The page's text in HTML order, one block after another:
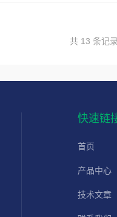
共 13 条记
快速链
首页
产品中心
技术文章